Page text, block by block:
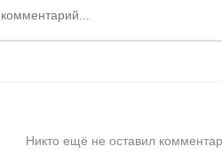
Никто ещё не оставил